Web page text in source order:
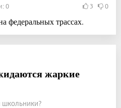
0 3 0
федеральных трассах.
жаркие
школьники?